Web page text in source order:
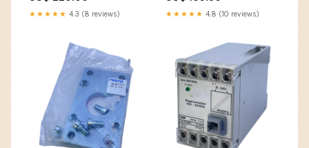
★★★★★ 4.3 (8 reviews) ★★★★★ 4.8 (10 reviews)